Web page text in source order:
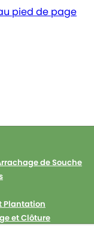
pied de page
de Souche
Plantation
et Clôture